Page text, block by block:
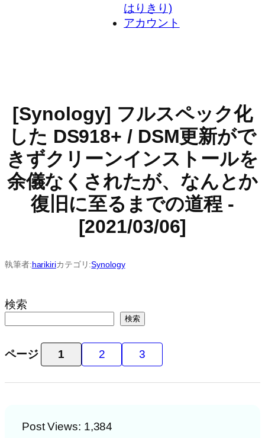
はりきり)
アカウント
[Synology] フルスペック化
した DS918+ / DSM更新がで
きずクリーンインストールを
余儀なくされたが、なんとか
復旧に至るまでの道程 -
[2021/03/06]
執筆者:harikiriカテゴリ:Synology
検索
検索
ページ 1 2 3
Post Views: 1,384